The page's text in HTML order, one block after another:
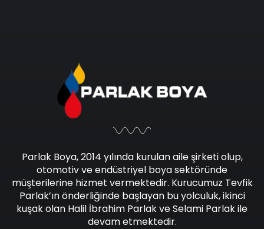
Parlak Boya, 2014 yılında kurulan aile şirketi olup,
otomotiv ve endüstriyel boya sektöründe
müşterilerine hizmet vermektedir. Kurucumuz Tevfik
Parlak’ın önderliğinde başlayan bu yolculuk, ikinci
kuşak olan Halil İbrahim Parlak ve Selami Parlak ile
devam etmektedir.